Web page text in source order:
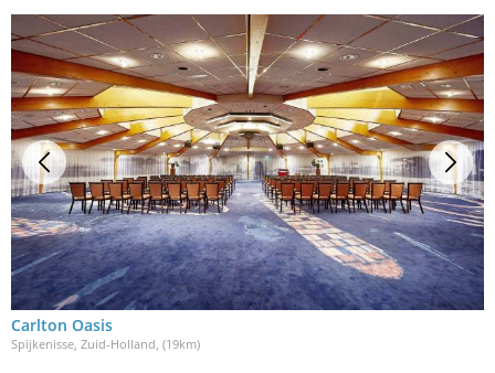
Carlton Oasis
Spijkenisse, Zuid-Holland , (19km)